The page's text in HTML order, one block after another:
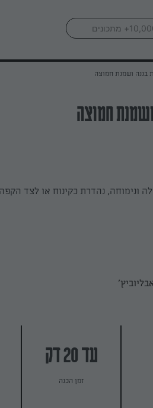
בננה ושמנת חמוצה
חמוצה
ונימוחה, נהדרת כקינוח או לצד
עד 20 דק
זמן הכנה